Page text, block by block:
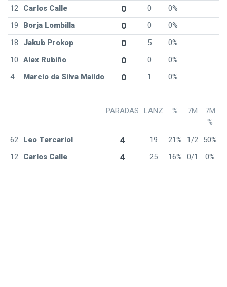
12 Carlos Calle 0 0
0%
19
Borja Lombilla 0 0
0%
18
Jakub Prokop 0 5
0%
10
Alex Rubiño 0 0
0%
4
Marcio da Silva Maildo 0 1 0%
PARADAS LANZ % 7M
7M
%
62
Leo Tercariol 4 19 21% 1/2
50%
12
Carlos Calle 4 25 16% 0/1 0%